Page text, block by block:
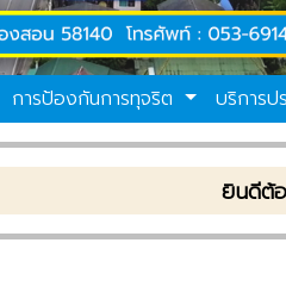
การป้องกันการทุจริต บริการป
ยินดีต้อนรับเข้าสู่เท